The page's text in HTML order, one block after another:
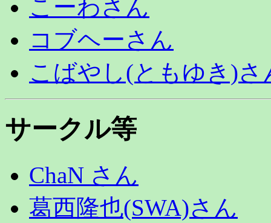
こーわさん
コブヘーさん
こばやし(ともゆき)さ
サークル等
ChaN さん
葛西隆也(SWA)さん